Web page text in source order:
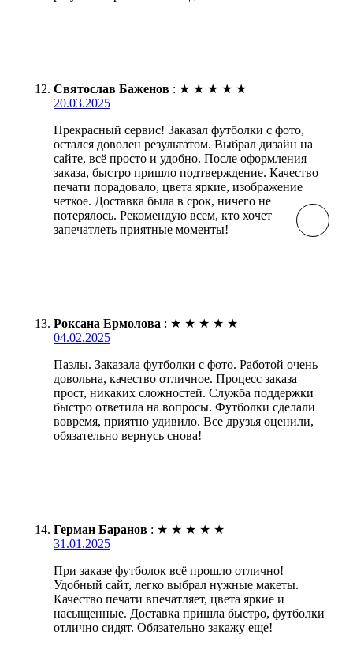
Святослав Баженов : ★ ★ ★ ★ ★
20.03.2025
Прекрасный сервис! Заказал футболки с фото,
остался доволен результатом. Выбрал дизайн на
сайте, всё просто и удобно. После оформления
заказа, быстро пришло подтверждение. Качество
печати порадовало, цвета яркие, изображение
четкое. Доставка была в срок, ничего не
потерялось. Рекомендую всем, кто хочет
запечатлеть приятные моменты!
Роксана Ермолова : ★ ★ ★ ★ ★
04.02.2025
Пазлы. Заказала футболки с фото. Работой очень
довольна, качество отличное. Процесс заказа
прост, никаких сложностей. Служба поддержки
быстро ответила на вопросы. Футболки сделали
вовремя, приятно удивило. Все друзья оценили,
обязательно вернусь снова!
Герман Баранов : ★ ★ ★ ★ ★
31.01.2025
При заказе футболок всё прошло отлично!
Удобный сайт, легко выбрал нужные макеты.
Качество печати впечатляет, цвета яркие и
насыщенные. Доставка пришла быстро, футболки
отлично сидят. Обязательно закажу еще!